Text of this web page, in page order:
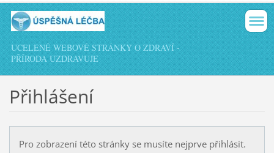
UCELENÉ WEBOVÉ STRÁNKY O ZDRAVÍ -
PŘÍRODA UZDRAVUJE
Přihlášení
Pro zobrazení této stránky se musíte nejprve přihlásit.